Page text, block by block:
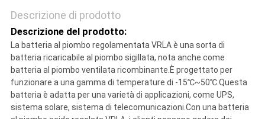
Descrizione di prodotto
Descrizione del prodotto:
La batteria al piombo regolamentata VRLA è una sorta di
batteria ricaricabile al piombo sigillata, nota anche come
batteria al piombo ventilata ricombinante.È progettato per
funzionare a una gamma di temperature di -15℃~50℃.Questa
batteria è adatta per una varietà di applicazioni, come UPS,
sistema solare, sistema di telecomunicazioni.Con una batteria